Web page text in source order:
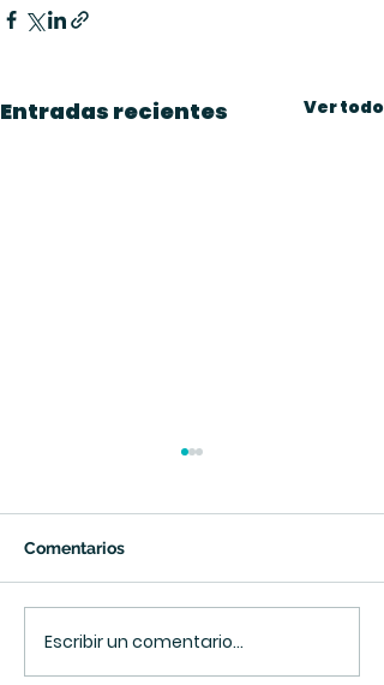
Entradas recientes Ver todo
Comentarios
Escribir un comentario...